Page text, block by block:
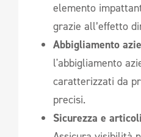
elemento
grazie all’effetto
Abbigliamento
l'abbigliamento
caratterizzati da
precisi.
Sicurezza e